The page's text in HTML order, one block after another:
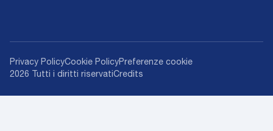
2026 Tutti i diritti riservatiCredits
Privacy PolicyCookie PolicyPreferenze cookie